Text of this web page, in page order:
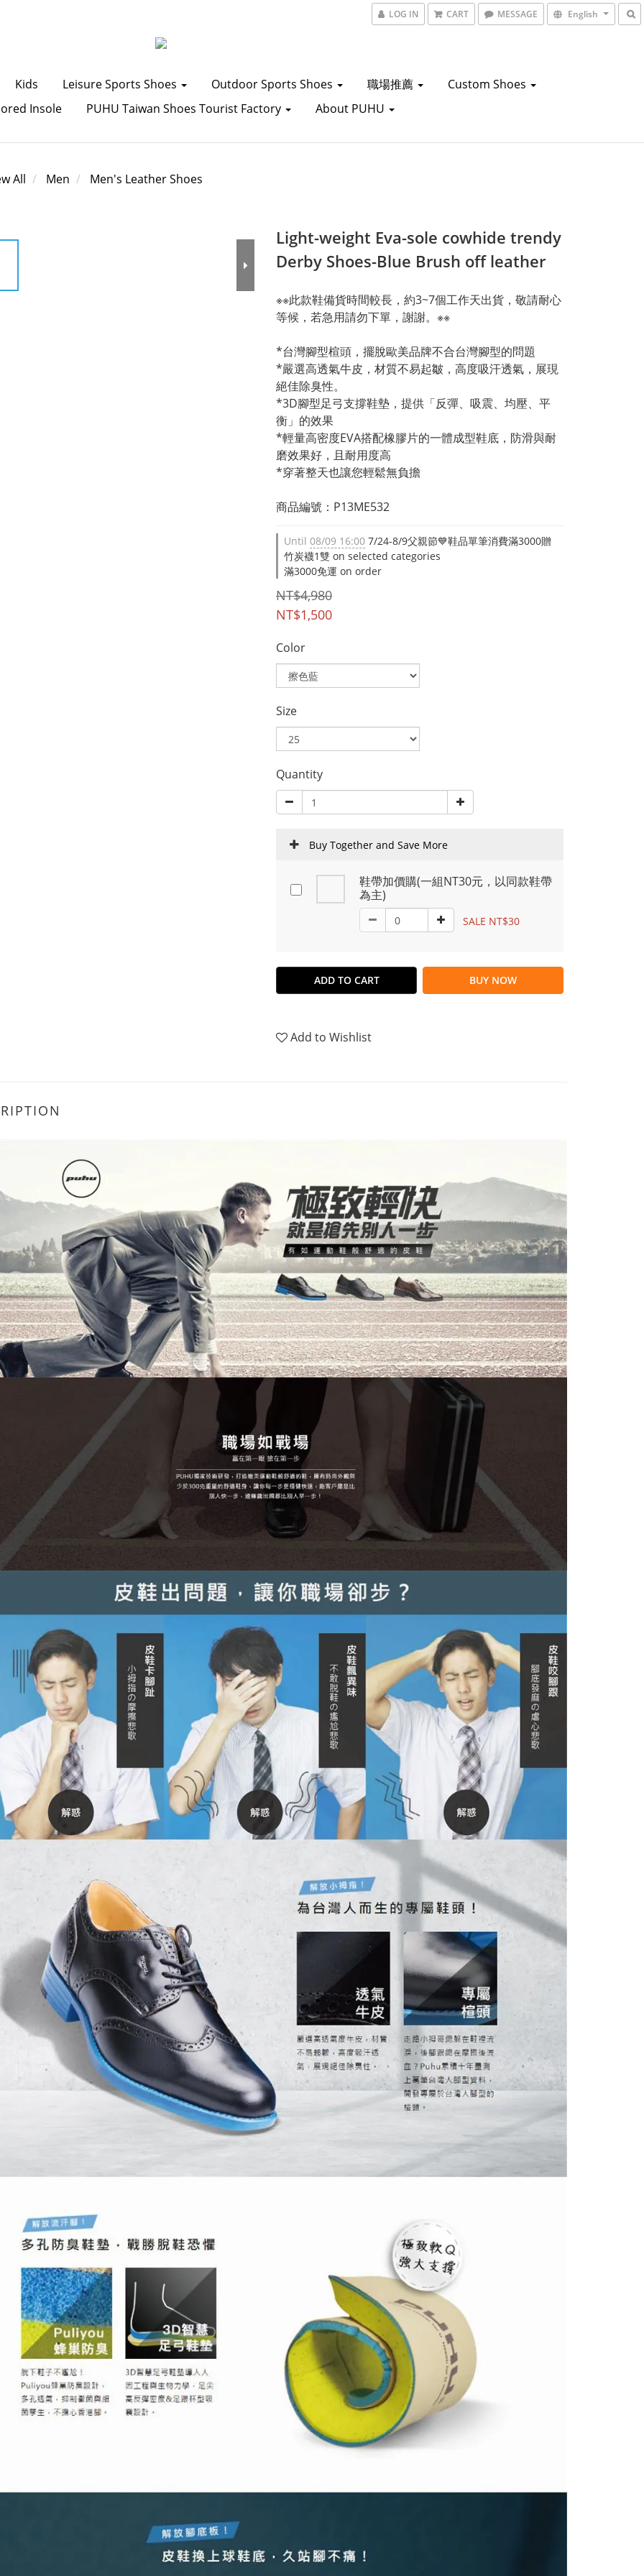
LOG IN CART MESSAGE English
Kids Leisure Sports Shoes Outdoor Sports Shoes 職場推薦
Custom Shoes
Insole
PUHU Taiwan Shoes Tourist Factory About PUHU
All Men Men's Leather Shoes
Light-weight Eva-sole cowhide trendy
Derby Shoes-Blue Brush off leather
※※此款鞋備貨時間較長，約3~7個工作天出貨，敬請耐心
等候，若急用請勿下單，謝謝。※※
*台灣腳型楦頭，擺脫歐美品牌不合台灣腳型的問題
*嚴選高透氣牛皮，材質不易起皺，高度吸汗透氣，展現
絕佳除臭性。
*3D腳型足弓支撐鞋墊，提供「反彈、吸震、均壓、平
衡」的效果
*輕量高密度EVA搭配橡膠片的一體成型鞋底，防滑與耐
磨效果好，且耐用度高
*穿著整天也讓您輕鬆無負擔
商品編號：P13ME532
Until 08/09 16:00 7/24-8/9父親節💙鞋品單筆消費滿3000贈
竹炭襪1雙 on selected categories
滿3000免運 on order
NT$4,980
NT$1,500
Color
Size
Quantity
Buy Together and Save More
鞋帶加價購(一組NT30元，以同款鞋帶
為主)
SALE NT$30
ADD TO CART BUY NOW
Add to Wishlist